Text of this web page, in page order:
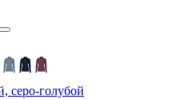
серо-голубой